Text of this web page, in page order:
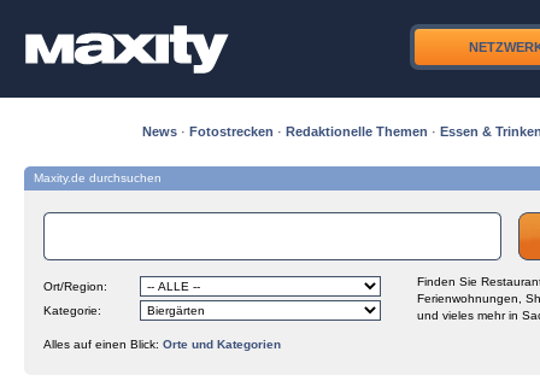
News · Fotostrecken · Redaktionelle Themen · Essen &
Maxity.de durchsuchen
Ort/Region:
Kategorie:
Finden Sie
Ferienwohnungen,
und vieles mehr in
Alles auf einen Blick: Orte und Kategorien